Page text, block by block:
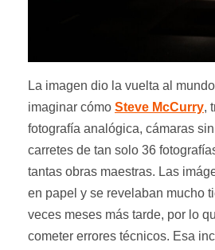
La imagen dio la vuelta al
imaginar cómo Steve McCurry,
fotografía analógica, cámaras
carretes de tan solo 36
tantas obras maestras. Las
en papel y se revelaban mucho
veces meses más tarde, por lo
cometer errores técnicos. Esa